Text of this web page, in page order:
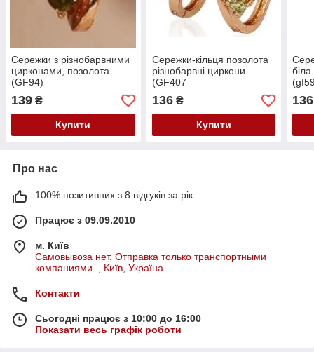
Сережки з різнобарвними
цирконами, позолота
(GF94)
139 ₴
Купити
Сережки-кільця позолота
різнобарвні циркони
(GF407
136₴
Купити
136
Про нас
100% позитивних з 8 відгуків за рік
Працює з 09.09.2010
м. Київ
Самовывоза нет. Отправка только транспортными
компаниями. , Київ, Україна
Контакти
Сьогодні працює з 10:00 до 16:00
Показати весь графік роботи